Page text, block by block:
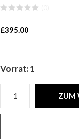
£395.00
Vorrat: 1
ZUM